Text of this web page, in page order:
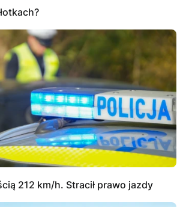
212 km/h. Stracił prawo jazdy